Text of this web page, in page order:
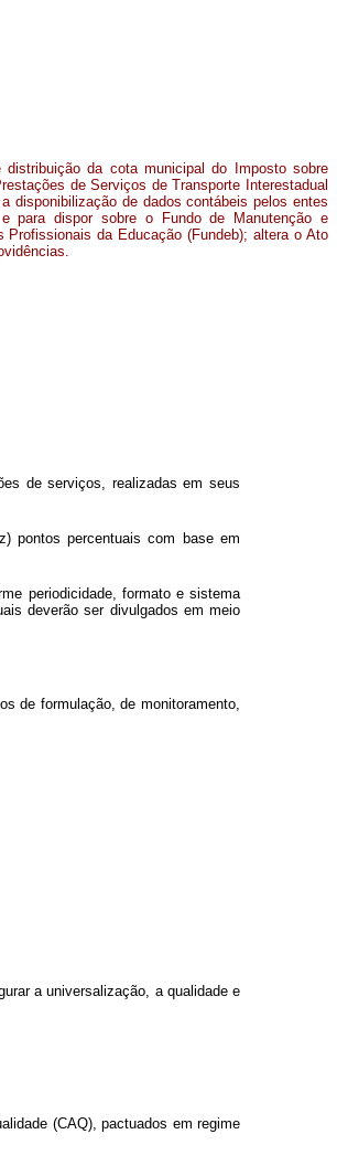
da cota municipal do Imposto sobre
de Serviços de Transporte Interestadual
disponibilização de dados contábeis pelos entes
para dispor sobre o Fundo de Manutenção e
da Educação (Fundeb); altera o Ato
de serviços, realizadas em seus
pontos percentuais com base em
periodicidade, formato e sistema
deverão ser divulgados em meio
de formulação, de monitoramento,
a universalização, a qualidade e
(CAQ), pactuados em regime